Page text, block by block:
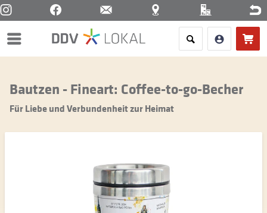
Menü
Bautzen - Fineart: Coffee-to-go-Becher
Für Liebe und Verbundenheit zur Heimat